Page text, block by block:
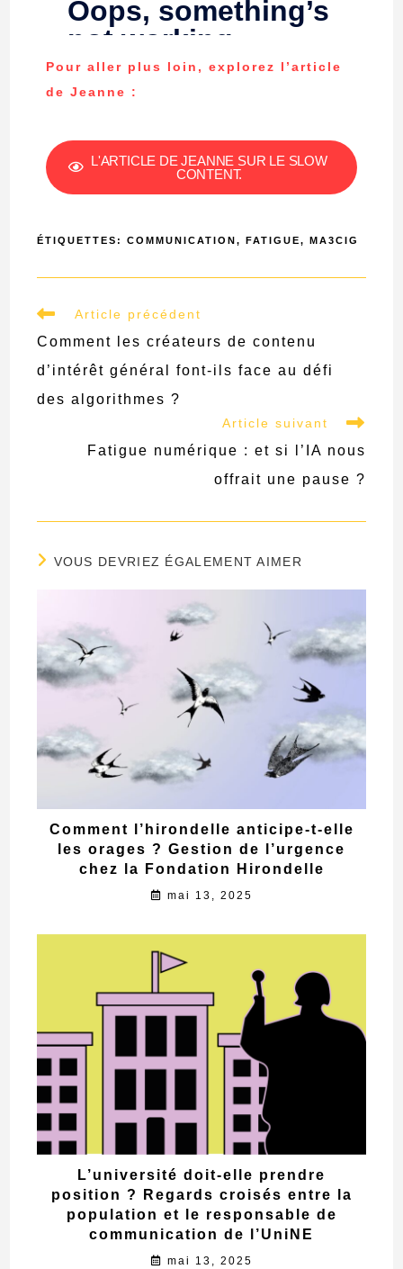
Pour aller plus loin, explorez l’article
de Jeanne :
L'ARTICLE DE JEANNE SUR LE SLOW
CONTENT.
ÉTIQUETTES :COMMUNICATION, FATIGUE, MA3CIG
Article précédent
Comment les créateurs de contenu
d’intérêt général font-ils face au défi
des algorithmes ?
Article suivant
Fatigue numérique : et si l’IA nous
offrait une pause ?
VOUS DEVRIEZ ÉGALEMENT AIMER
Comment l’hirondelle anticipe-t-elle
les orages ? Gestion de l’urgence
chez la Fondation Hirondelle
mai 13, 2025
L’université doit-elle prendre
position ? Regards croisés entre la
population et le responsable de
communication de l’UniNE
mai 13, 2025